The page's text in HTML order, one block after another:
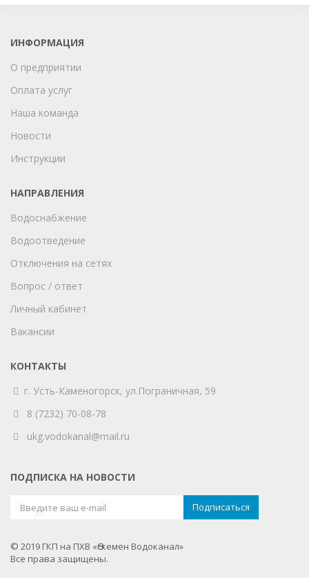
ИНФОРМАЦИЯ
О предприятии
Оплата услуг
Наша команда
Новости
Инструкции
НАПРАВЛЕНИЯ
Водоснабжение
Водоотведение
Отключения на сетях
Вопрос / ответ
Личный кабинет
Вакансии
КОНТАКТЫ
г. Усть-Каменогорск, ул.Пограничная, 59
8 (7232) 70-08-78
ukg.vodokanal@mail.ru
ПОДПИСКА НА НОВОСТИ
© 2019 ГКП на ПХВ «Өскемен Водоканал»
Все права защищены.